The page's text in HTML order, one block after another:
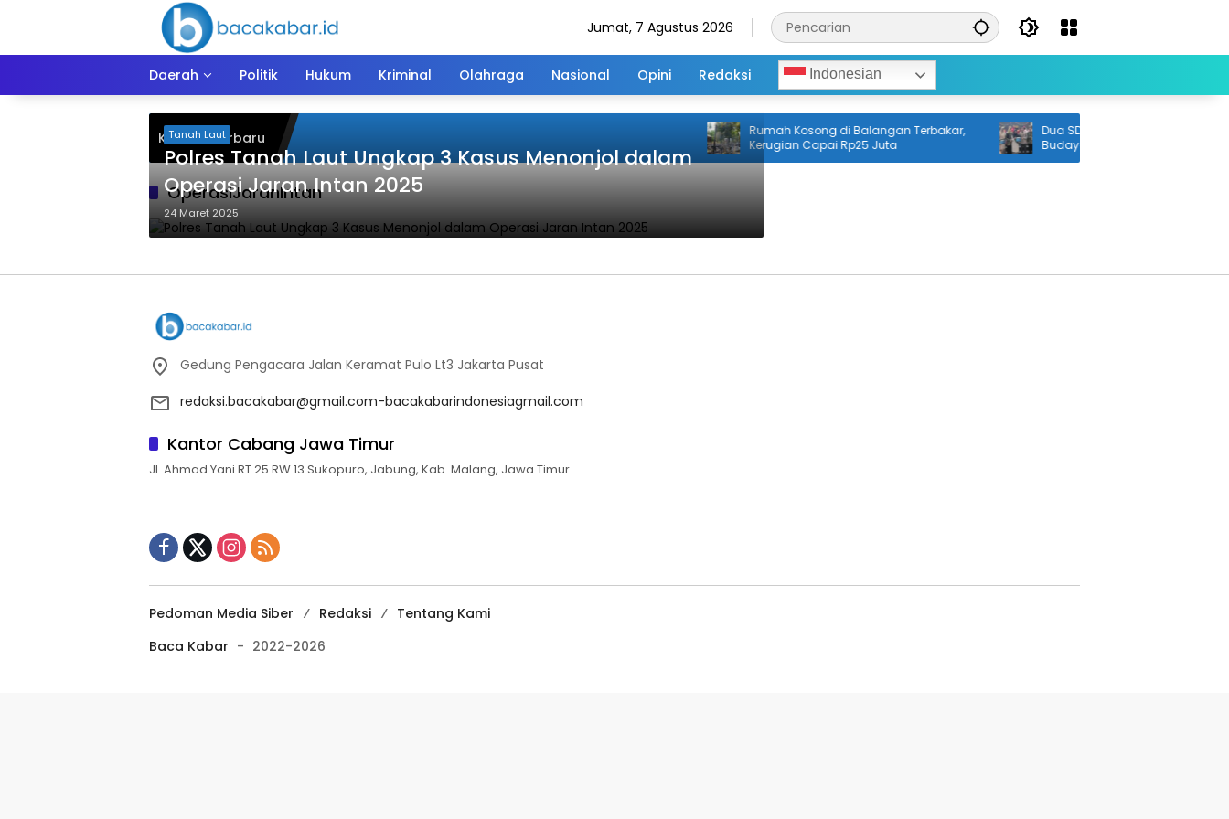
Jumat, 7 Agustus 2026
Daerah Politik Hukum Kriminal Olahraga Nasional Opini Redaksi Indonesian
Kiriman Terbaru
Rumah Kosong di Balangan Terbakar,
Kerugian Capai Rp25 Juta
Dua SD di Banjarmasin Jadi
Budaya Menabung
OperasiJaranIntan
Tanah Laut
Polres Tanah Laut Ungkap 3 Kasus Menonjol dalam
Operasi Jaran Intan 2025
24 Maret 2025
Gedung Pengacara Jalan Keramat Pulo Lt3 Jakarta Pusat
redaksi.bacakabar@gmail.com-bacakabarindonesiagmail.com
Kantor Cabang Jawa Timur
Jl. Ahmad Yani RT 25 RW 13 Sukopuro, Jabung, Kab. Malang, Jawa Timur.
Pedoman Media Siber Redaksi
Tentang Kami
Baca Kabar - 2022-2026